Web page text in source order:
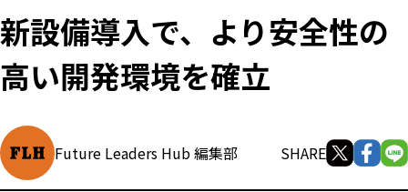
新設備導入で、より安全性の
高い開発環境を確立
Future Leaders Hub 編集部 SHARE